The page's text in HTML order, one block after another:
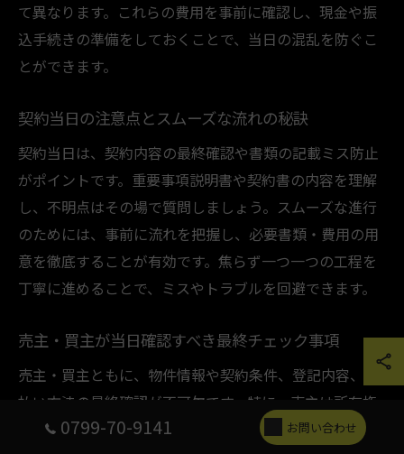
て異なります。これらの費用を事前に確認し、現金や振
込手続きの準備をしておくことで、当日の混乱を防ぐこ
とができます。
契約当日の注意点とスムーズな流れの秘訣
契約当日は、契約内容の最終確認や書類の記載ミス防止
がポイントです。重要事項説明書や契約書の内容を理解
し、不明点はその場で質問しましょう。スムーズな進行
のためには、事前に流れを把握し、必要書類・費用の用
意を徹底することが有効です。焦らず一つ一つの工程を
丁寧に進めることで、ミスやトラブルを回避できます。
売主・買主が当日確認すべき最終チェック事項
売主・買主ともに、物件情報や契約条件、登記内容、支
払い方法の最終確認が不可欠です。特に、売主は所有権
や抵当権の有無、買主は物件の現状や設備の状態を最終
0799-70-9141 お問い合わせ